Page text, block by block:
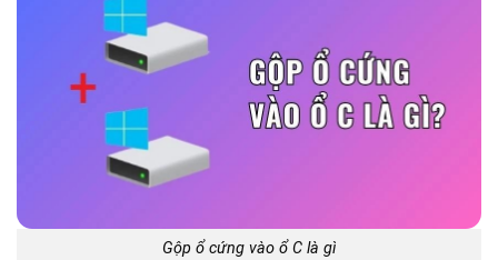
Gộp ổ cứng vào ổ C là gì